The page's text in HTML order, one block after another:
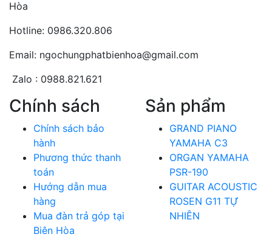
Hòa
Hotline: 0986.320.806
Email: ngochungphatbienhoa@gmail.com
Zalo : 0988.821.621
Chính sách
Chính sách bảo
hành
Phương thức thanh
toán
Hướng dẫn mua
hàng
Mua đàn trả góp tại
Biên Hòa
Sản phẩm
GRAND PIANO
YAMAHA C3
ORGAN YAMAHA
PSR-190
GUITAR ACOUSTIC
ROSEN G11 TỰ
NHIÊN